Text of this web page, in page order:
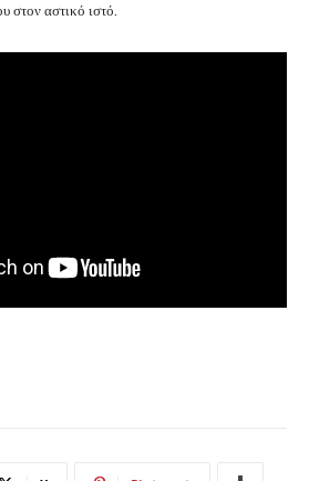
στον αστικό ιστό.